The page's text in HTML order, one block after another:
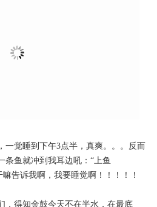
一觉睡到下午3点半，真爽。。。反而
条鱼就冲到我耳边吼：“上鱼
告诉我啊，我要睡觉啊！！！！！
，得知金鼓今天不在半水，在最底